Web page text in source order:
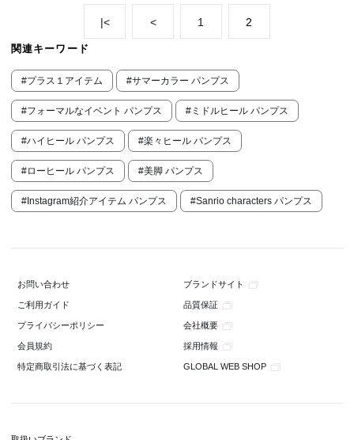
|< < 1 2
関連キーワード
#プラス１アイテム #サマーカラー パンプス
#フォーマルなイベント パンプス #ミドルヒール パンプス
#ハイヒール パンプス #楽々ヒール パンプス
#ローヒール パンプス #美脚 パンプス
#Instagram紹介アイテム パンプス #Sanrio characters パンプス
お問い合わせ ブランドサイト
ご利用ガイド 品質保証
プライバシーポリシー 会社概要
会員規約 採用情報
特定商取引法に基づく表記 GLOBAL WEB SHOP